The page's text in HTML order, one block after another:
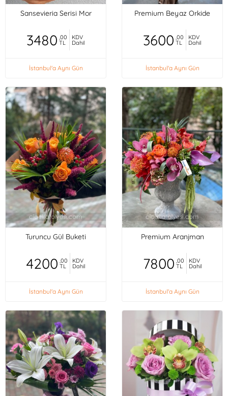
Sansevieria Serisi Mor
3480 ,00
TL
KDV
Dahil
İstanbul'a Aynı Gün
Premium Beyaz Orkide
3600 ,00
TL
KDV
Dahil
İstanbul'a Aynı Gün
Turuncu Gül Buketi
4200 ,00
TL
KDV
Dahil
İstanbul'a Aynı Gün
Premium Aranjman
7800 ,00
TL
KDV
Dahil
İstanbul'a Aynı Gün